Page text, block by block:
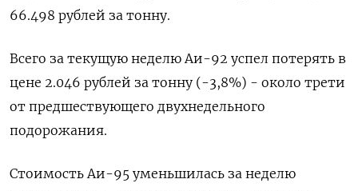
66.498 рублей за тонну.
Всего за текущую неделю Аи-92 успел потерять в
цене 2.046 рублей за тонну (-3,8%) - около трети
от предшествующего двухнедельного
подорожания.
Стоимость Аи-95 уменьшилась за неделю